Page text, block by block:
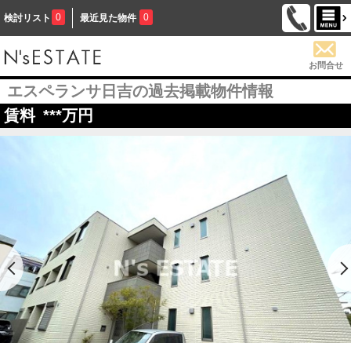
検討リスト 0 最近見た物件 0
お問合せ
エスペランサ日吉の過去掲載物件情報
賃料 ***万円